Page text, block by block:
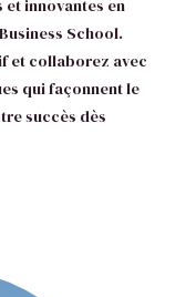
innovantes en
School.
et collaborez avec
qui façonnent le
succès dès